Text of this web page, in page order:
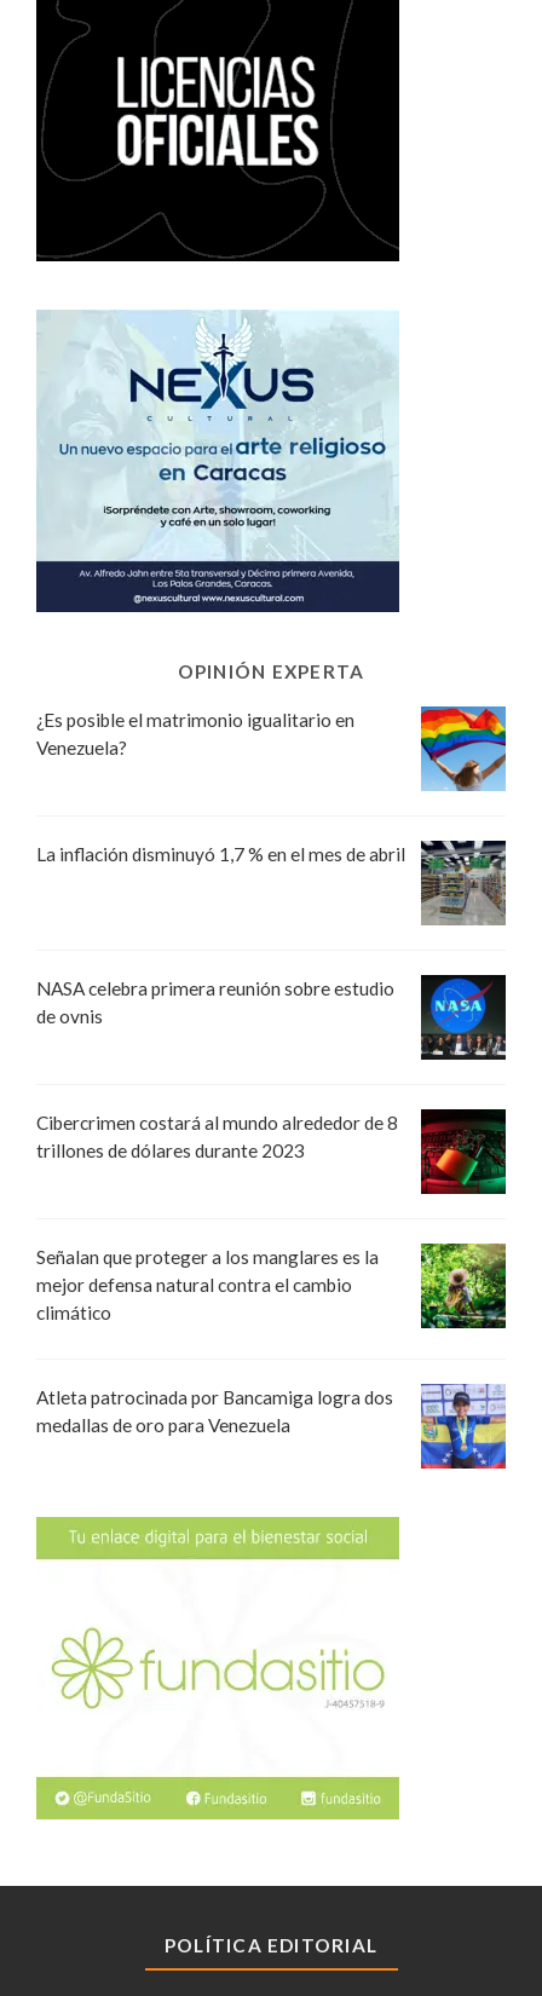
OPINIÓN EXPERTA
¿Es posible el matrimonio igualitario en
Venezuela?
La inflación disminuyó 1,7 % en el mes de abril
NASA celebra primera reunión sobre estudio
de ovnis
Cibercrimen costará al mundo alrededor de 8
trillones de dólares durante 2023
Señalan que proteger a los manglares es la
mejor defensa natural contra el cambio
climático
Atleta patrocinada por Bancamiga logra dos
medallas de oro para Venezuela
POLÍTICA EDITORIAL